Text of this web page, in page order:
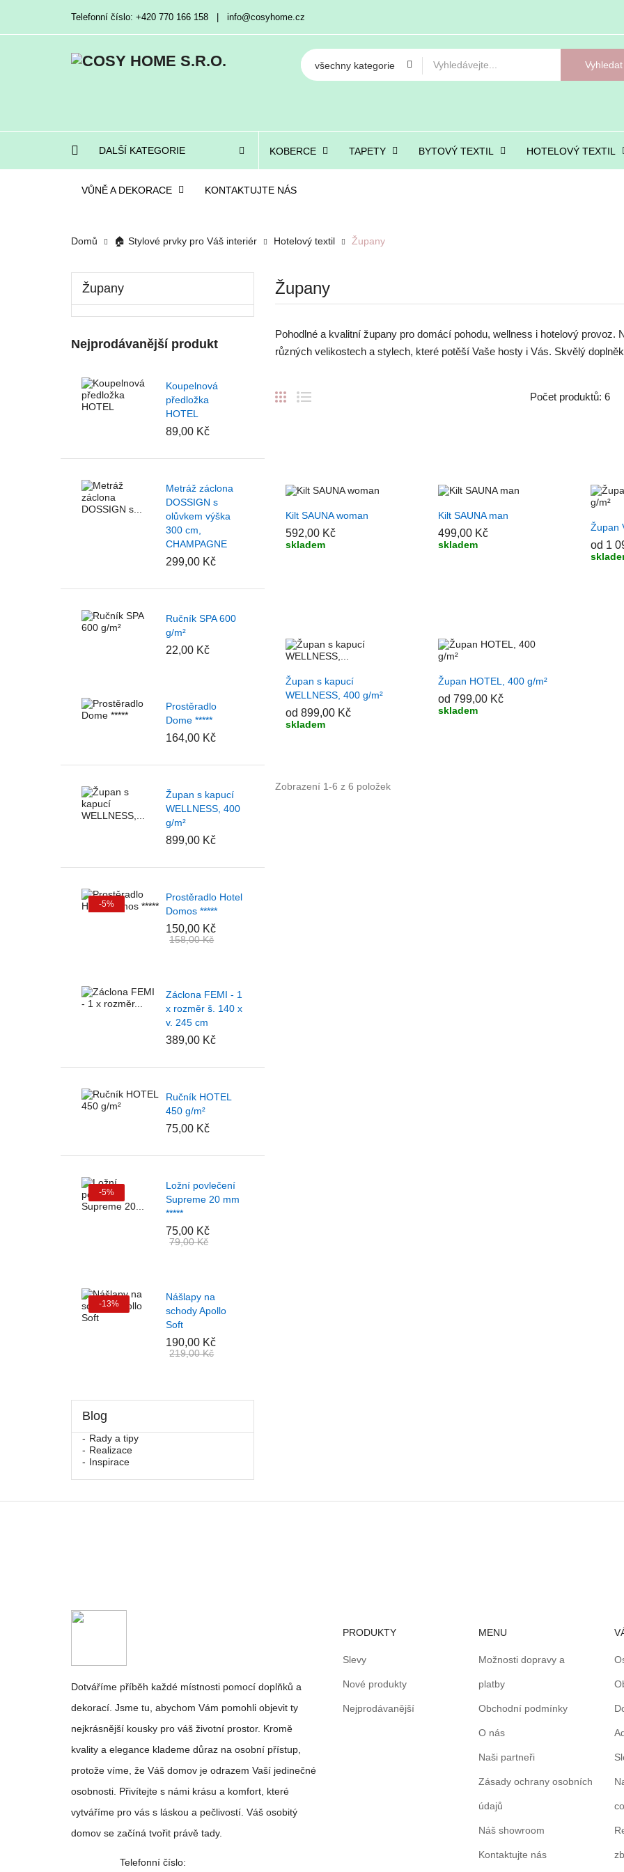
Telefonní číslo: +420 770 166 158 | info@cosyhome.cz
Vyhledat
DALŠÍ KATEGORIE KOBERCE TAPETY BYTOVÝ TEXTIL HOTELOVÝ TEXTIL
VŮNĚ A DEKORACE KONTAKTUJTE NÁS
Domů 🏠 Stylové prvky pro Váš interiér Hotelový textil Župany
Župany
Nejprodávanější produkt
Koupelnová
předložka
HOTEL
89,00 Kč
Metráž záclona
DOSSIGN s
olůvkem výška
300 cm,
CHAMPAGNE
299,00 Kč
Ručník SPA 600
g/m²
22,00 Kč
Prostěradlo
Dome *****
164,00 Kč
Župan s kapucí
WELLNESS, 400
g/m²
899,00 Kč
-5%
Prostěradlo Hotel
Domos *****
150,00 Kč
158,00 Kč
Záclona FEMI - 1
x rozměr š. 140 x
v. 245 cm
389,00 Kč
Ručník HOTEL
450 g/m²
75,00 Kč
-5%
Ložní povlečení
Supreme 20 mm
*****
75,00 Kč
79,00 Kč
-13%
Nášlapy na
schody Apollo
Soft
190,00 Kč
219,00 Kč
Blog
Rady a tipy
Realizace
Inspirace
Župany
Pohodlné a kvalitní župany pro domácí pohodu, wellness i hotelový
různých velikostech a stylech, které potěší Vaše hosty i Vás. Skvělý
Počet produktů: 6
+ PŘIDAT DO KOŠÍKU
Kilt SAUNA woman
592,00 Kč
skladem
+ PŘIDAT DO KOŠÍKU
Kilt SAUNA man
499,00 Kč
skladem
+
Župan
od 1
+ PŘIDAT DO KOŠÍKU
Župan s kapucí
WELLNESS, 400 g/m²
od 899,00 Kč
skladem
+ PŘIDAT DO KOŠÍKU
Župan HOTEL, 400 g/m²
od 799,00 Kč
skladem
Zobrazení 1-6 z 6 položek
Dotváříme příběh každé místnosti pomocí doplňků a
dekorací. Jsme tu, abychom Vám pomohli objevit ty
nejkrásnější kousky pro váš životní prostor. Kromě
kvality a elegance klademe důraz na osobní přístup,
protože víme, že Váš domov je odrazem Vaší jedinečné
osobnosti. Přivítejte s námi krásu a komfort, které
vytváříme pro vás s láskou a pečlivostí. Váš osobitý
domov se začíná tvořit právě tady.
Telefonní číslo:
PRODUKTY
Slevy
Nové produkty
Nejprodávanější
MENU
Možnosti dopravy a
platby
Obchodní podmínky
O nás
Naši partneři
Zásady ochrany osobních
údajů
Náš showroom
Kontaktujte nás